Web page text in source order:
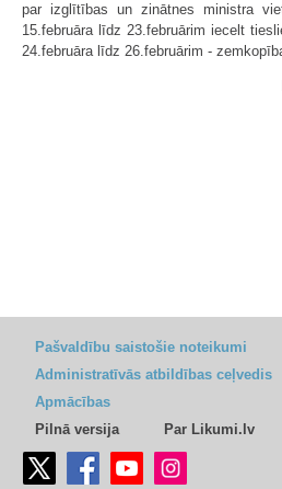
par izglītības un zinātnes ministra
15.februāra līdz 23.februārim iecelt
24.februāra līdz 26.februārim -
Pašvaldību saistošie noteikumi
Administratīvās atbildības ceļvedis
Apmācības
Pilnā versija
Par Likumi.lv